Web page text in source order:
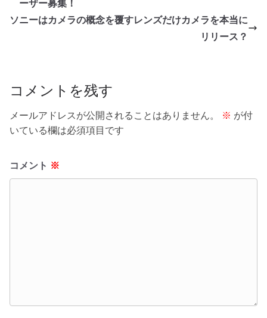
o
ーザー募集！
ソニーはカメラの概念を覆すレンズだけカメラを本当に
リリース？
コメントを残す
メールアドレスが公開されることはありません。 ※ が付
いている欄は必須項目です
コメント ※